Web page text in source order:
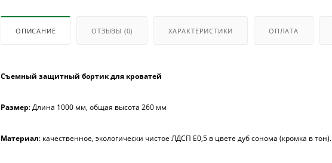
ОПИСАНИЕ ОТЗЫВЫ (0) ХАРАКТЕРИСТИКИ ОПЛАТА
Съемный защитный бортик для кроватей
Размер: Длина 1000 мм, общая высота 260 мм
Материал: качественное, экологически чистое ЛДСП Е0,5 в цвете дуб сонома (кромка в тон).